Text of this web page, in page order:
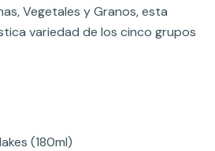
Vegetales y Granos, esta
variedad de los cinco grupos
(180ml)